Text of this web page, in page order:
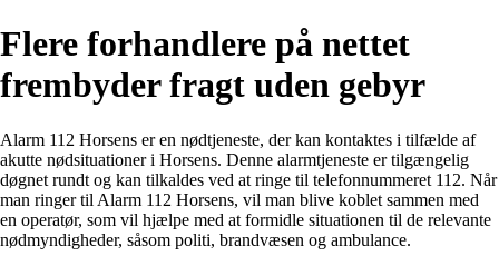
Flere forhandlere på nettet
frembyder fragt uden gebyr
Alarm 112 Horsens er en nødtjeneste, der kan kontaktes i tilfælde af
akutte nødsituationer i Horsens. Denne alarmtjeneste er tilgængelig
døgnet rundt og kan tilkaldes ved at ringe til telefonnummeret 112. Når
man ringer til Alarm 112 Horsens, vil man blive koblet sammen med
en operatør, som vil hjælpe med at formidle situationen til de relevante
nødmyndigheder, såsom politi, brandvæsen og ambulance.